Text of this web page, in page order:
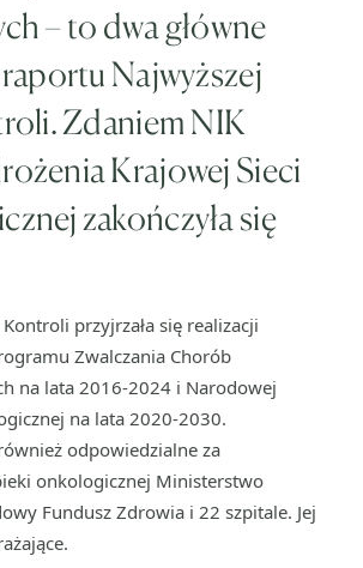
– to dwa główne
Najwyższej
Zdaniem NIK
Krajowej Sieci
zakończyła się
przyjrzała się realizacji
Zwalczania Chorób
na lata 2016-2024 i Narodowej
na lata 2020-2030.
odpowiedzialne za
onkologicznej Ministerstwo
Fundusz Zdrowia i 22 szpitale. Jej